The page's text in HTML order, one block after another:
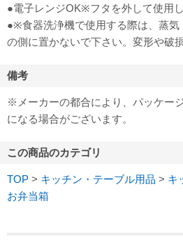
●電子レンジOK※フタを外して使用
●※食器洗浄機で使用する際は、蒸気
の側に置かないで下さい。変形や破
備考
※メーカーの都合により、パッケー
になる場合がございます。
この商品のカテゴリ
TOP > キッチン・テーブル用品 > キ
お弁当箱